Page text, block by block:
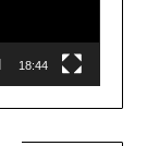
18:44